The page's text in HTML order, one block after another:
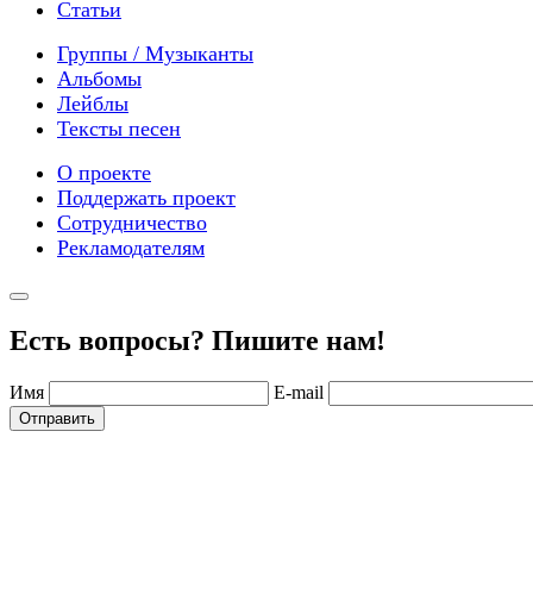
Статьи
Группы / Музыканты
Альбомы
Лейблы
Тексты песен
О проекте
Поддержать проект
Сотрудничество
Рекламодателям
Есть вопросы? Пишите нам!
Имя E-mail